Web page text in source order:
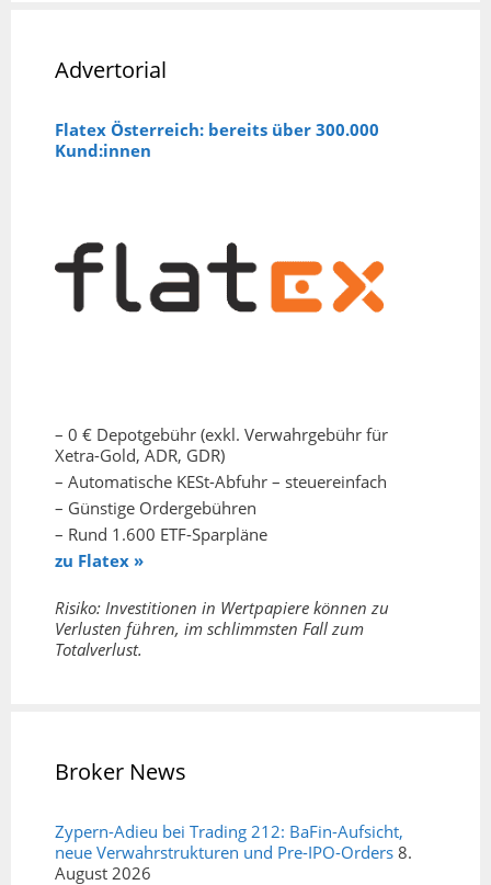
Advertorial
Flatex Österreich: bereits über 300.000
Kund:innen
– 0 € Depotgebühr (exkl. Verwahrgebühr für
Xetra-Gold, ADR, GDR)
– Automatische KESt-Abfuhr – steuereinfach
– Günstige Ordergebühren
– Rund 1.600 ETF-Sparpläne
zu Flatex »
Risiko: Investitionen in Wertpapiere können zu
Verlusten führen, im schlimmsten Fall zum
Totalverlust.
Broker News
Zypern-Adieu bei Trading 212: BaFin-Aufsicht,
neue Verwahrstrukturen und Pre-IPO-Orders 8.
August 2026